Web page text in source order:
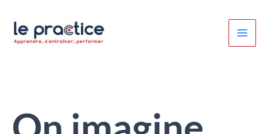
contenu